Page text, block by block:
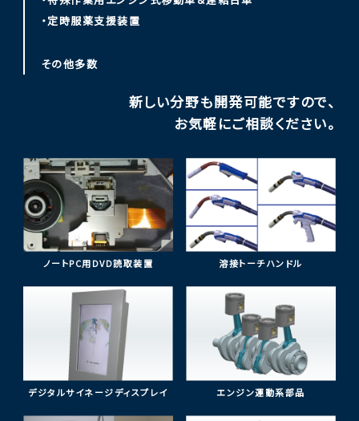
・定時服薬支援装置
その他多数
新しい分野も開発可能ですので、
お気軽にご相談ください。
ノートPC用DVD読取装置 溶接トーチハンドル
デジタルサイネージディスプレイ エンジン運動系部品